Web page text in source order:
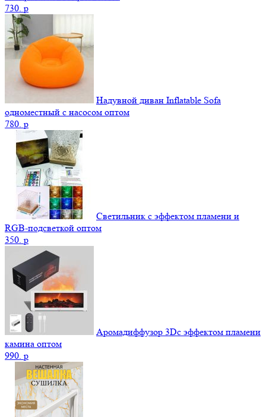
730. p
Надувной диван Inflatable Sofa
одноместный с насосом оптом
780. p
Светильник с эффектом пламени и
RGB-подсветкой оптом
350. p
Аромадиффузор 3Dс эффектом пламени
камина оптом
990. p